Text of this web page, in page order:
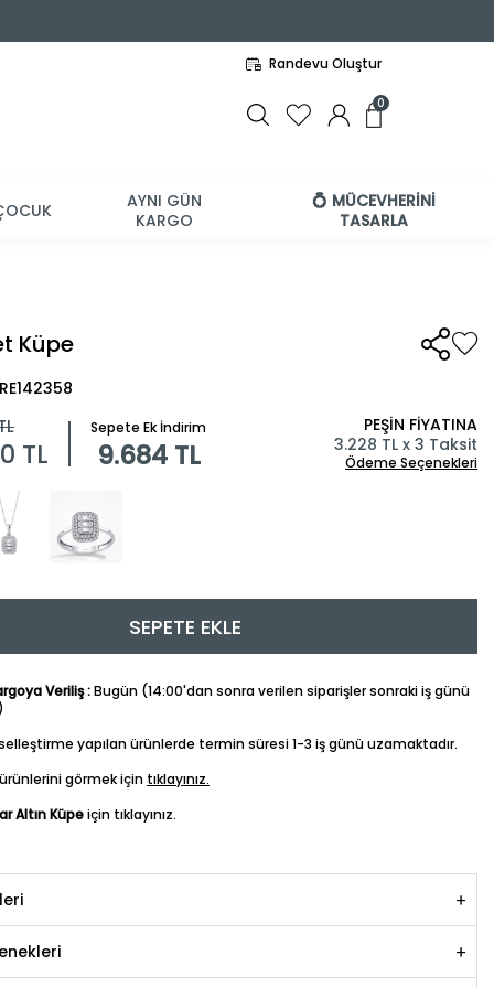
Randevu Oluştur
0
AYNI GÜN
KARGO
💍 MÜCEVHERİNİ
TASARLA
Küpe
TL
Sepete Ek İndirim
9.684 TL
PEŞİN FİYATINA
3.228 TL x 3 Taksit
Ödeme Seçenekleri
SEPETE EKLE
Veriliş :Bugün (14:00'dan sonra verilen siparişler sonraki iş günü
yapılan ürünlerde termin süresi 1-3 iş günü uzamaktadır.
görmek için tıklayınız.
Altın Küpeiçin tıklayınız.